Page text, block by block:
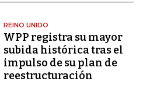
REINO UNIDO
WPP registra su mayor
subida histórica tras el
impulso de su plan de
reestructuración